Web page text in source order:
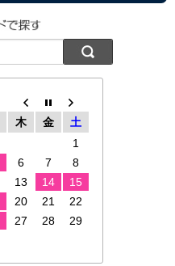
木 金
土
1
6 7
8
13 14
15
20 21
22
27 28
29